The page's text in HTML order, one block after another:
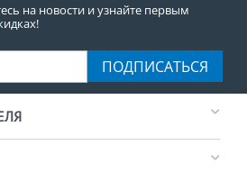
на новости и узнайте первым
ПОДПИСАТЬСЯ